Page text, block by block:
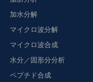
加水分解
マイクロ波分解
マイクロ波合成
水分／固形分分析
ペプチド合成